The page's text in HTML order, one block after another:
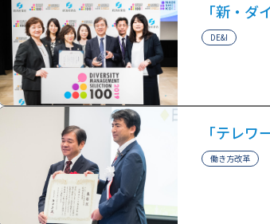
「新・
DE&I
「テレ
働き方改革